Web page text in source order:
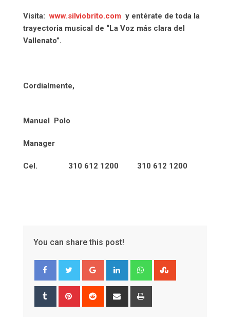
Visita:www.silviobrito.com y entérate de toda la
trayectoria musical de “La Voz más clara del
Vallenato”.
Cordialmente,
Manuel Polo
Manager
Cel. 310 612 1200 310 612 1200
You can share this post!
Google+ LinkedIn Whatsapp
Tumblr Pinterest Reddit
Share